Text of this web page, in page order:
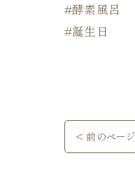
#酵素風呂
#誕生日
< 前のページ